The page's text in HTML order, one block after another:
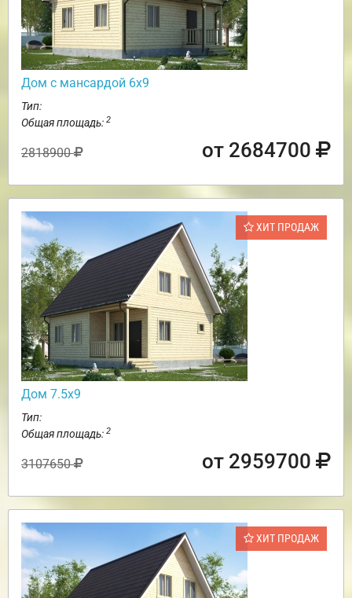
Дом с мансардой 6х9
Тип:
Общая площадь: 2
2818900 от 2684700
ХИТ ПРОДАЖ
Дом 7.5х9
Тип:
Общая площадь: 2
3107650 от 2959700
ХИТ ПРОДАЖ